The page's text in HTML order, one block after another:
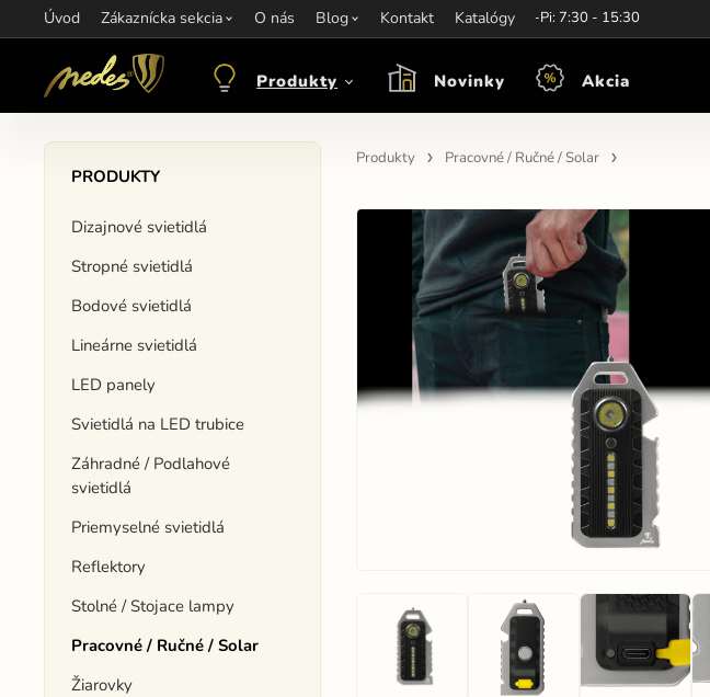
Úvod Zákaznícka sekcia O nás Blog Kontakt Katalógy
Informácie:info@nedes.sk Kontakt:+421 907 263 473Otváracie hodiny: Po-Pi: 7:30 - 15:30
Produkty Novinky Akcia
PRODUKTY
Dizajnové svietidlá
Stropné svietidlá
Bodové svietidlá
Lineárne svietidlá
LED panely
Svietidlá na LED trubice
Záhradné / Podlahové
svietidlá
Priemyselné svietidlá
Reflektory
Stolné / Stojace lampy
Pracovné / Ručné / Solar
Žiarovky
Produkty Pracovné / Ručné / Solar